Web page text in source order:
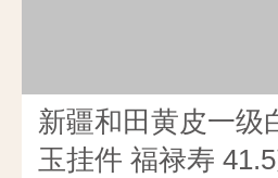
新疆和田黄皮一级
玉挂件 福禄寿